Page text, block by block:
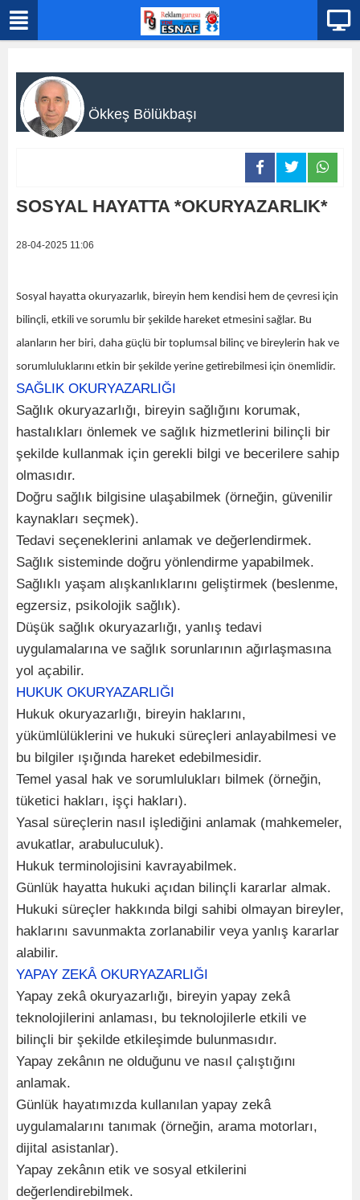
Ökkeş Bölükbaşı
SOSYAL HAYATTA *OKURYAZARLIK*
28-04-2025 11:06
Sosyal hayatta okuryazarlık, bireyin hem kendisi hem de çevresi için
bilinçli, etkili ve sorumlu bir şekilde hareket etmesini sağlar. Bu
alanların her biri, daha güçlü bir toplumsal bilinç ve bireylerin hak ve
sorumluluklarını etkin bir şekilde yerine getirebilmesi için önemlidir.
SAĞLIK OKURYAZARLIĞI
Sağlık okuryazarlığı, bireyin sağlığını korumak,
hastalıkları önlemek ve sağlık hizmetlerini bilinçli bir
şekilde kullanmak için gerekli bilgi ve becerilere sahip
olmasıdır.
Doğru sağlık bilgisine ulaşabilmek (örneğin, güvenilir
kaynakları seçmek).
Tedavi seçeneklerini anlamak ve değerlendirmek.
Sağlık sisteminde doğru yönlendirme yapabilmek.
Sağlıklı yaşam alışkanlıklarını geliştirmek (beslenme,
egzersiz, psikolojik sağlık).
Düşük sağlık okuryazarlığı, yanlış tedavi
uygulamalarına ve sağlık sorunlarının ağırlaşmasına
yol açabilir.
HUKUK OKURYAZARLIĞI
Hukuk okuryazarlığı, bireyin haklarını,
yükümlülüklerini ve hukuki süreçleri anlayabilmesi ve
bu bilgiler ışığında hareket edebilmesidir.
Temel yasal hak ve sorumlulukları bilmek (örneğin,
tüketici hakları, işçi hakları).
Yasal süreçlerin nasıl işlediğini anlamak (mahkemeler,
avukatlar, arabuluculuk).
Hukuk terminolojisini kavrayabilmek.
Günlük hayatta hukuki açıdan bilinçli kararlar almak.
Hukuki süreçler hakkında bilgi sahibi olmayan bireyler,
haklarını savunmakta zorlanabilir veya yanlış kararlar
alabilir.
YAPAY ZEKÂ OKURYAZARLIĞI
Yapay zekâ okuryazarlığı, bireyin yapay zekâ
teknolojilerini anlaması, bu teknolojilerle etkili ve
bilinçli bir şekilde etkileşimde bulunmasıdır.
Yapay zekânın ne olduğunu ve nasıl çalıştığını
anlamak.
Günlük hayatımızda kullanılan yapay zekâ
uygulamalarını tanımak (örneğin, arama motorları,
dijital asistanlar).
Yapay zekânın etik ve sosyal etkilerini
değerlendirebilmek.